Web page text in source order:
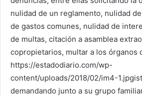
nulidad de un reglamento, nulidad
de gastos comunes, nulidad de
de multas, citación a asamblea
copropietarios, multar a los órganos
https://estadodiario.com/wp-
content/uploads/2018/02/im4-
demandando junto a su grupo